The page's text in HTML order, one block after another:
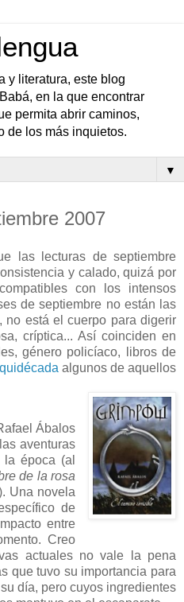
y literatura, este blog
en la que encontrar
permita abrir caminos,
de los más inquietos.
▼
2007
las lecturas de septiembre
y calado, quizá por
con los intensos
de septiembre no están las
no está el cuerpo para digerir
críptica... Así coinciden en
género policíaco, libros de
algunos de aquellos
Ábalos
aventuras
época (al
de la rosa
Una novela
de
entre
Creo
actuales no vale la pena
que tuvo su importancia para
día, pero cuyos ingredientes